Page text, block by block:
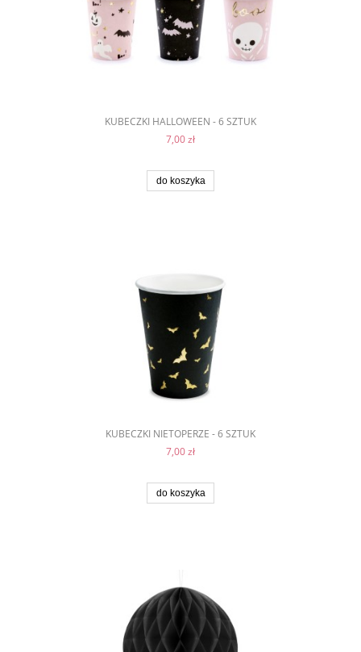
KUBECZKI HALLOWEEN - 6 SZTUK
7,00 zł
do koszyka
KUBECZKI NIETOPERZE - 6 SZTUK
7,00 zł
do koszyka